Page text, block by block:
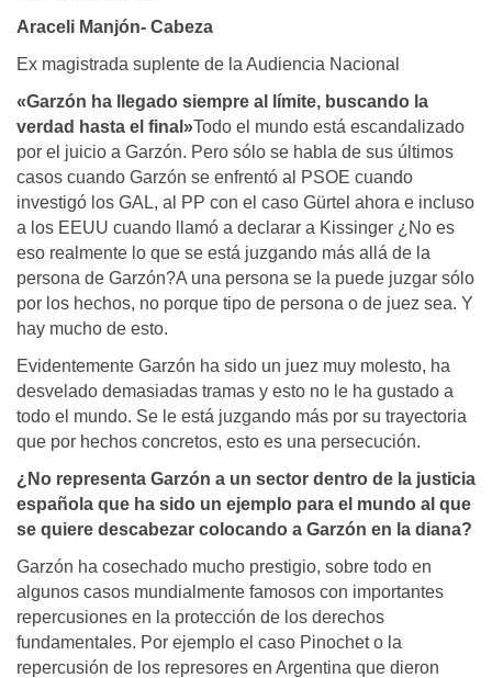
Araceli Manjón- Cabeza
Ex magistrada suplente de la Audiencia Nacional
«Garzón ha llegado siempre al límite, buscando la
verdad hasta el final»Todo el mundo está escandalizado
por el juicio a Garzón. Pero sólo se habla de sus últimos
casos cuando Garzón se enfrentó al PSOE cuando
investigó los GAL, al PP con el caso Gürtel ahora e incluso
a los EEUU cuando llamó a declarar a Kissinger ¿No es
eso realmente lo que se está juzgando más allá de la
persona de Garzón?A una persona se la puede juzgar sólo
por los hechos, no porque tipo de persona o de juez sea. Y
hay mucho de esto.
Evidentemente Garzón ha sido un juez muy molesto, ha
desvelado demasiadas tramas y esto no le ha gustado a
todo el mundo. Se le está juzgando más por su trayectoria
que por hechos concretos, esto es una persecución.
¿No representa Garzón a un sector dentro de la justicia
española que ha sido un ejemplo para el mundo al que
se quiere descabezar colocando a Garzón en la diana?
Garzón ha cosechado mucho prestigio, sobre todo en
algunos casos mundialmente famosos con importantes
repercusiones en la protección de los derechos
fundamentales. Por ejemplo el caso Pinochet o la
repercusión de los represores en Argentina que dieron